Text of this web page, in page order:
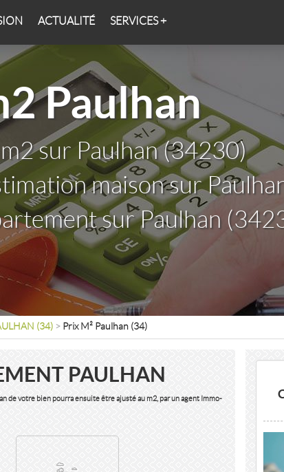
ACTUALITÉ SERVICES +
Paulhan
sur Paulhan (34230)
maison sur
sur Paulhan
(34) > Prix M² Paulhan (34)
PAULHAN
de votre bien pourra ensuite être ajusté au m2, par un agent Immo-